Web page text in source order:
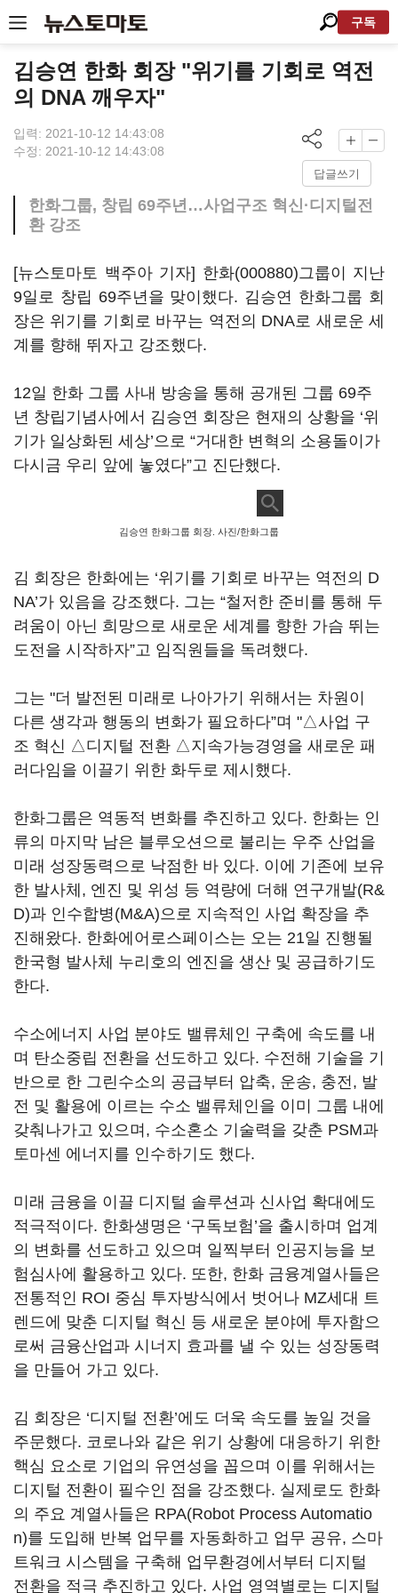
구독
김승연 한화 회장 "위기를 기회로 역전
의 DNA 깨우자"
입력: 2021-10-12 14:43:08
수정: 2021-10-12 14:43:08
답글쓰기
한화그룹, 창립 69주년…사업구조 혁신·디지털전
환 강조
[뉴스토마토 백주아 기자] 한화(000880)그룹이 지난
9일로 창립 69주년을 맞이했다. 김승연 한화그룹 회
장은 위기를 기회로 바꾸는 역전의 DNA로 새로운 세
계를 향해 뛰자고 강조했다.
12일 한화 그룹 사내 방송을 통해 공개된 그룹 69주
년 창립기념사에서 김승연 회장은 현재의 상황을 ‘위
기가 일상화된 세상’으로 “거대한 변혁의 소용돌이가
다시금 우리 앞에 놓였다”고 진단했다.
김승연 한화그룹 회장. 사진/한화그룹
김 회장은 한화에는 ‘위기를 기회로 바꾸는 역전의 D
NA’가 있음을 강조했다. 그는 “철저한 준비를 통해 두
려움이 아닌 희망으로 새로운 세계를 향한 가슴 뛰는
도전을 시작하자”고 임직원들을 독려했다.
그는 "더 발전된 미래로 나아가기 위해서는 차원이
다른 생각과 행동의 변화가 필요하다”며 "△사업 구
조 혁신 △디지털 전환 △지속가능경영을 새로운 패
러다임을 이끌기 위한 화두로 제시했다.
한화그룹은 역동적 변화를 추진하고 있다. 한화는 인
류의 마지막 남은 블루오션으로 불리는 우주 산업을
미래 성장동력으로 낙점한 바 있다. 이에 기존에 보유
한 발사체, 엔진 및 위성 등 역량에 더해 연구개발(R&
D)과 인수합병(M&A)으로 지속적인 사업 확장을 추
진해왔다. 한화에어로스페이스는 오는 21일 진행될
한국형 발사체 누리호의 엔진을 생산 및 공급하기도
한다.
수소에너지 사업 분야도 밸류체인 구축에 속도를 내
며 탄소중립 전환을 선도하고 있다. 수전해 기술을 기
반으로 한 그린수소의 공급부터 압축, 운송, 충전, 발
전 및 활용에 이르는 수소 밸류체인을 이미 그룹 내에
갖춰나가고 있으며, 수소혼소 기술력을 갖춘 PSM과
토마센 에너지를 인수하기도 했다.
미래 금융을 이끌 디지털 솔루션과 신사업 확대에도
적극적이다. 한화생명은 ‘구독보험’을 출시하며 업계
의 변화를 선도하고 있으며 일찍부터 인공지능을 보
험심사에 활용하고 있다. 또한, 한화 금융계열사들은
전통적인 ROI 중심 투자방식에서 벗어나 MZ세대 트
렌드에 맞춘 디지털 혁신 등 새로운 분야에 투자함으
로써 금융산업과 시너지 효과를 낼 수 있는 성장동력
을 만들어 가고 있다.
김 회장은 ‘디지털 전환’에도 더욱 속도를 높일 것을
주문했다. 코로나와 같은 위기 상황에 대응하기 위한
핵심 요소로 기업의 유연성을 꼽으며 이를 위해서는
디지털 전환이 필수인 점을 강조했다. 실제로도 한화
의 주요 계열사들은 RPA(Robot Process Automatio
n)를 도입해 반복 업무를 자동화하고 업무 공유, 스마
트워크 시스템을 구축해 업무환경에서부터 디지털
전환을 적극 추진하고 있다. 사업 영역별로는 디지털